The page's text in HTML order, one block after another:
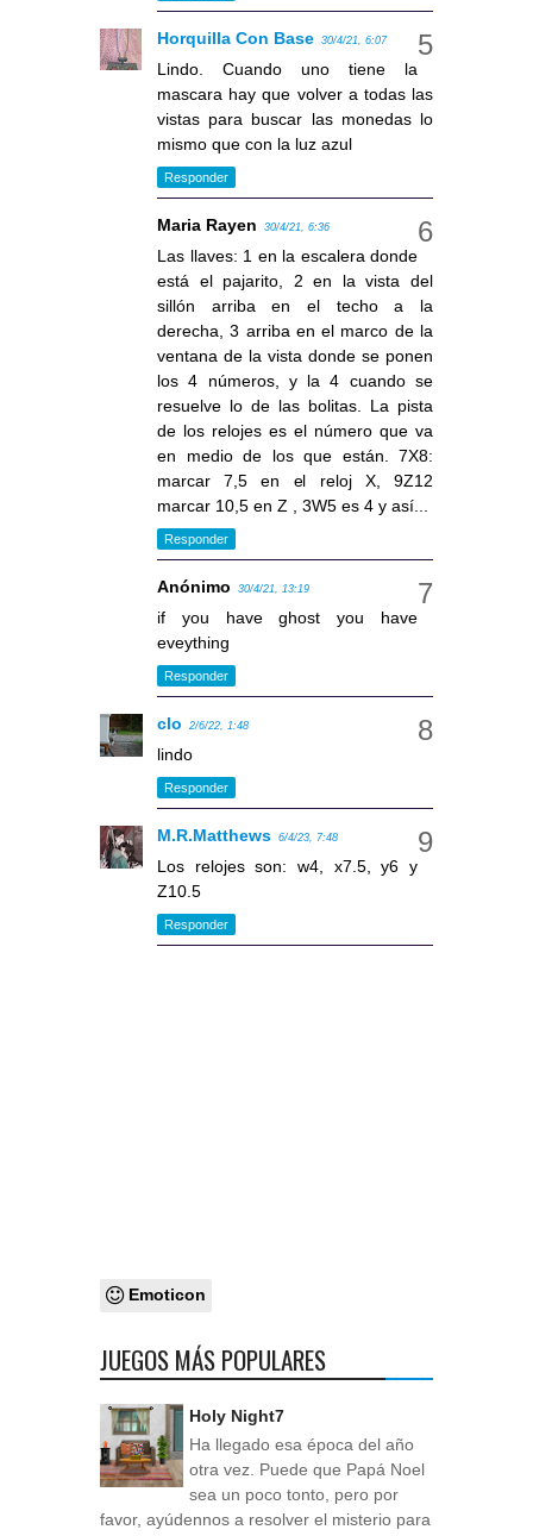
Horquilla Con Base 30/4/21, 6:07
Lindo. Cuando uno tiene la
mascara hay que volver a todas las
vistas para buscar las monedas lo
mismo que con la luz azul
Responder
Maria Rayen 30/4/21, 6:36
Las llaves: 1 en la escalera donde
está el pajarito, 2 en la vista del
sillón arriba en el techo a la
derecha, 3 arriba en el marco de la
ventana de la vista donde se ponen
los 4 números, y la 4 cuando se
resuelve lo de las bolitas. La pista
de los relojes es el número que va
en medio de los que están. 7X8:
marcar 7,5 en el reloj X, 9Z12
marcar 10,5 en Z , 3W5 es 4 y así...
Responder
Anónimo 30/4/21, 13:19
if you have ghost you have
eveything
Responder
clo 2/6/22, 1:48
lindo
Responder
M.R.Matthews 6/4/23, 7:48
Los relojes son: w4, x7.5, y6 y
Z10.5
Responder
Emoticon
JUEGOS MÁS POPULARES
Holy Night7
Ha llegado esa época del año
otra vez. Puede que Papá Noel
sea un poco tonto, pero por
favor, ayúdennos a resolver el misterio para